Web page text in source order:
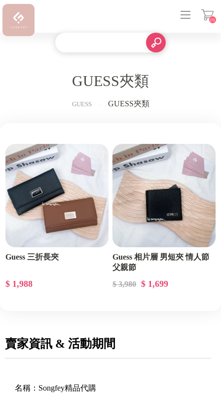
(0)
GUESS夾類
GUESS GUESS夾類
Guess 三折長夾
$ 1,988
Guess 相片層 男短夾 情人節
父親節
$ 3,980
$ 1,699
賣家資訊 & 活動期間
名稱： Songfey精品代購